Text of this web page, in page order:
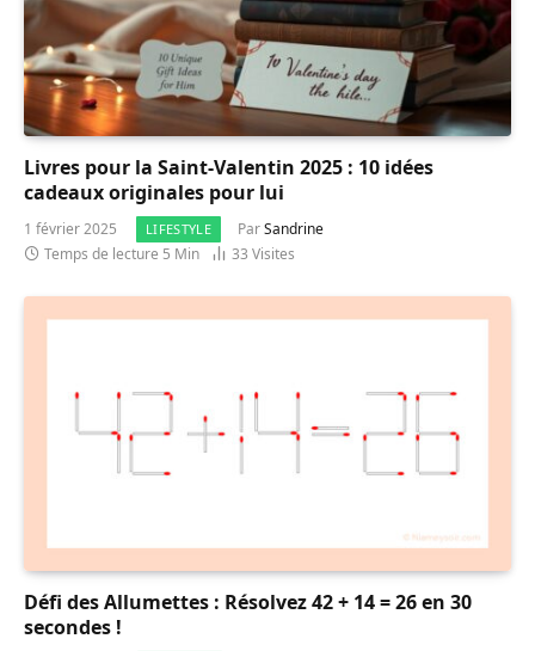
Livres pour la Saint-Valentin 2025 : 10 idées
cadeaux originales pour lui
1 février 2025 LIFESTYLE ParSandrine
Temps de lecture 5 Min
33 Visites
Défi des Allumettes : Résolvez 42 + 14 = 26 en 30
secondes !